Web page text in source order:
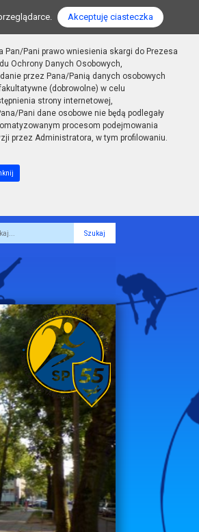
Akceptuję ciasteczka
Pan/Pani prawo wniesienia skargi do Prezesa
Ochrony Danych Osobowych,
przez Pana/Panią danych osobowych
(dobrowolne) w celu
strony internetowej,
Pani dane osobowe nie będą podlegały
procesom podejmowania
przez Administratora, w tym profilowaniu.